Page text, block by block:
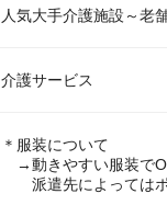
人気大手介護施設～老
介護サービス
＊服装について
→動きやすい服装で
派遣先によってはポ